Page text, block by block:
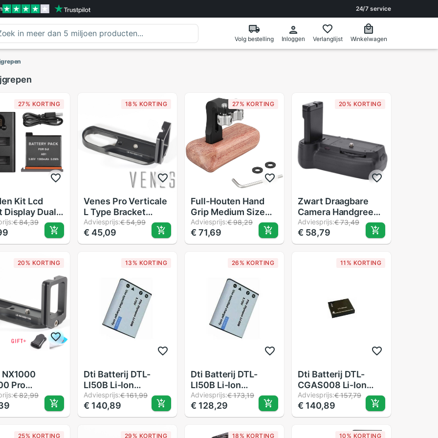
24/7 service
Volg bestelling Inloggen Verlanglijst Winkelwagen
27% KORTING
Kit Lcd
Display Dual
Lader Met
Batterij
Osmo Actie
€ 84,39
18% KORTING
Venes Pro Verticale
L Type Bracket
Statief Quick
Release Plaat Base
Grip Handvat Voor
Adviesprijs:€ 54,99
€ 45,09
27% KORTING
Full-Houten Hand
Grip Medium Size
Met 1/4 Inch-20
Duimschroef Knop
Linkerkant Voor Dslr
Adviesprijs:€ 98,29
€ 71,69
20% KORTING
Zwart Draagbare
Camera Handgreep
Met Verbindingslijn
Gebruik Voor D5300
Adviesprijs:€ 73,49
€ 58,79
20% KORTING
Pro
L Type
Statief
Release Plaat
€ 82,99
13% KORTING
Dti Batterij DTL-
LI50B Li-Ion
3.7V/925Mah
Adviesprijs:€ 161,99
€ 140,89
26% KORTING
Dti Batterij DTL-
LI50B Li-Ion
3.7V/925Mah
Adviesprijs:€ 173,19
€ 128,29
11% KORTING
Dti Batterij DTL-
CGAS008 Li-Ion
3.6V-1000Mah.
Adviesprijs:€ 157,79
€ 140,89
25% KORTING 29% KORTING 18% KORTING 10% KORTING